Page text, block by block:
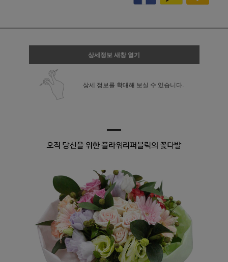
상세정보 새창 열기
상세 정보를 확대해 보실 수 있습니다.